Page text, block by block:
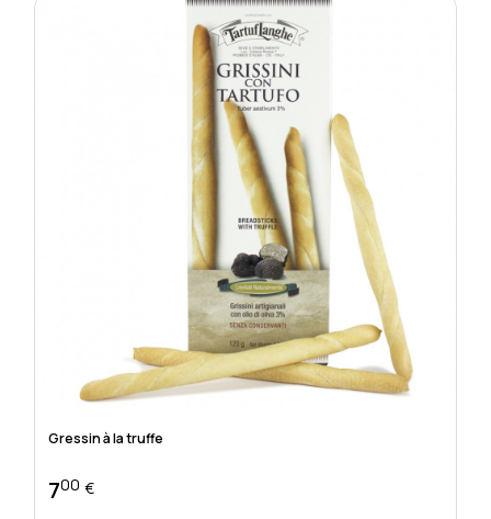
Gressin à la truffe
700 €